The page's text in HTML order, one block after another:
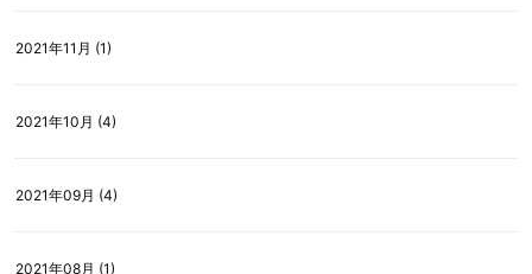
2021年11月 (1)
2021年10月 (4)
2021年09月 (4)
2021年08月 (1)